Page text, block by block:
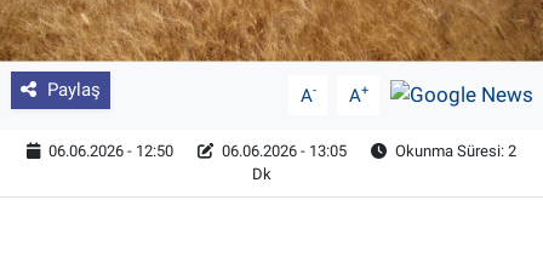
Paylaş A- A+
06.06.2026 - 12:50 06.06.2026 - 13:05
Okunma Süresi: 2
Dk
Tahıllar ve Baklagiller
Tohum